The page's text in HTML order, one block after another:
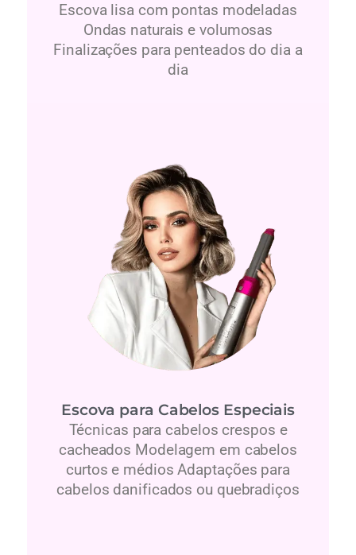
Escova lisa com pontas modeladas
Ondas naturais e volumosas
Finalizações para penteados do dia a
dia
Escova para Cabelos Especiais
Técnicas para cabelos crespos e
cacheados Modelagem em cabelos
curtos e médios Adaptações para
cabelos danificados ou quebradiços